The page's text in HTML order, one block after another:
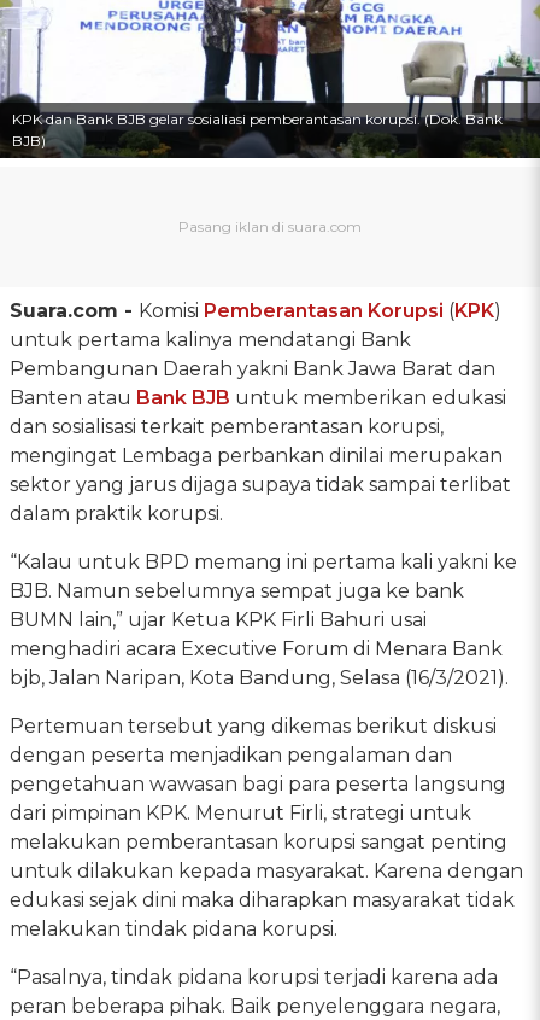
KPK dan Bank BJB gelar sosialiasi pemberantasan korupsi. (Dok. Bank
BJB)
Suara.com - Komisi Pemberantasan Korupsi (KPK)
untuk pertama kalinya mendatangi Bank
Pembangunan Daerah yakni Bank Jawa Barat dan
Banten atau Bank BJB untuk memberikan edukasi
dan sosialisasi terkait pemberantasan korupsi,
mengingat Lembaga perbankan dinilai merupakan
sektor yang jarus dijaga supaya tidak sampai terlibat
dalam praktik korupsi.
“Kalau untuk BPD memang ini pertama kali yakni ke
BJB. Namun sebelumnya sempat juga ke bank
BUMN lain,” ujar Ketua KPK Firli Bahuri usai
menghadiri acara Executive Forum di Menara Bank
bjb, Jalan Naripan, Kota Bandung, Selasa (16/3/2021).
Pertemuan tersebut yang dikemas berikut diskusi
dengan peserta menjadikan pengalaman dan
pengetahuan wawasan bagi para peserta langsung
dari pimpinan KPK. Menurut Firli, strategi untuk
melakukan pemberantasan korupsi sangat penting
untuk dilakukan kepada masyarakat. Karena dengan
edukasi sejak dini maka diharapkan masyarakat tidak
melakukan tindak pidana korupsi.
“Pasalnya, tindak pidana korupsi terjadi karena ada
peran beberapa pihak. Baik penyelenggara negara,